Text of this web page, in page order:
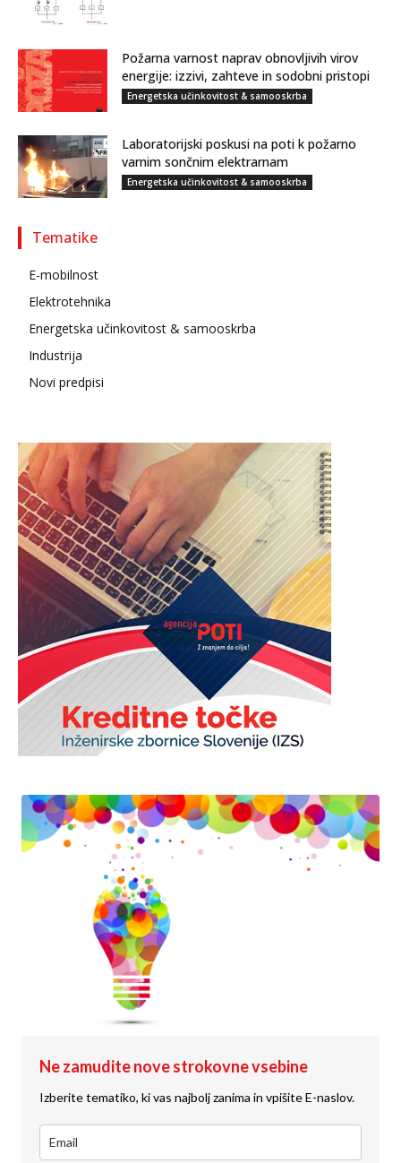
Požarna varnost naprav obnovljivih virov
energije: izzivi, zahteve in sodobni pristopi
Energetska učinkovitost & samooskrba
Laboratorijski poskusi na poti k požarno
varnim sončnim elektrarnam
Energetska učinkovitost & samooskrba
Tematike
E-mobilnost
Elektrotehnika
Energetska učinkovitost & samooskrba
Industrija
Novi predpisi
Ne zamudite nove strokovne vsebine
Izberite tematiko, ki vas najbolj zanima in vpišite E-naslov.